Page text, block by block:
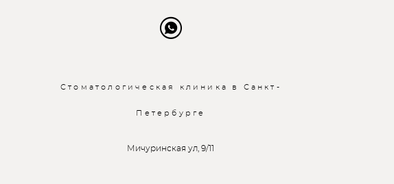
Стоматологическая клиника в Санкт-
Петербурге
Мичуринская ул, 9/11